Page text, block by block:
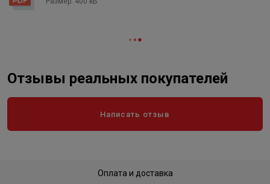
Отзывы реальных покупателей
Написать отзыв
Оплата и доставка